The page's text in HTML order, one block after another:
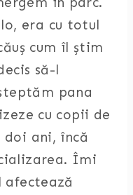
era cu totul
cum îl știm
să-l
pana
cu copii de
ani, încă
Îmi